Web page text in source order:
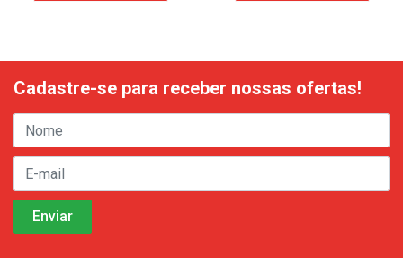
Cadastre-se para receber nossas ofertas!